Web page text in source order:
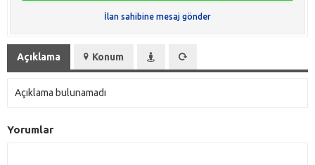
İlan sahibine mesaj gönder
Açıklama Konum
Açıklama bulunamadı
Yorumlar